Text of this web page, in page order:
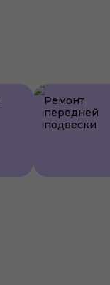
Ремонт
передней
подвески